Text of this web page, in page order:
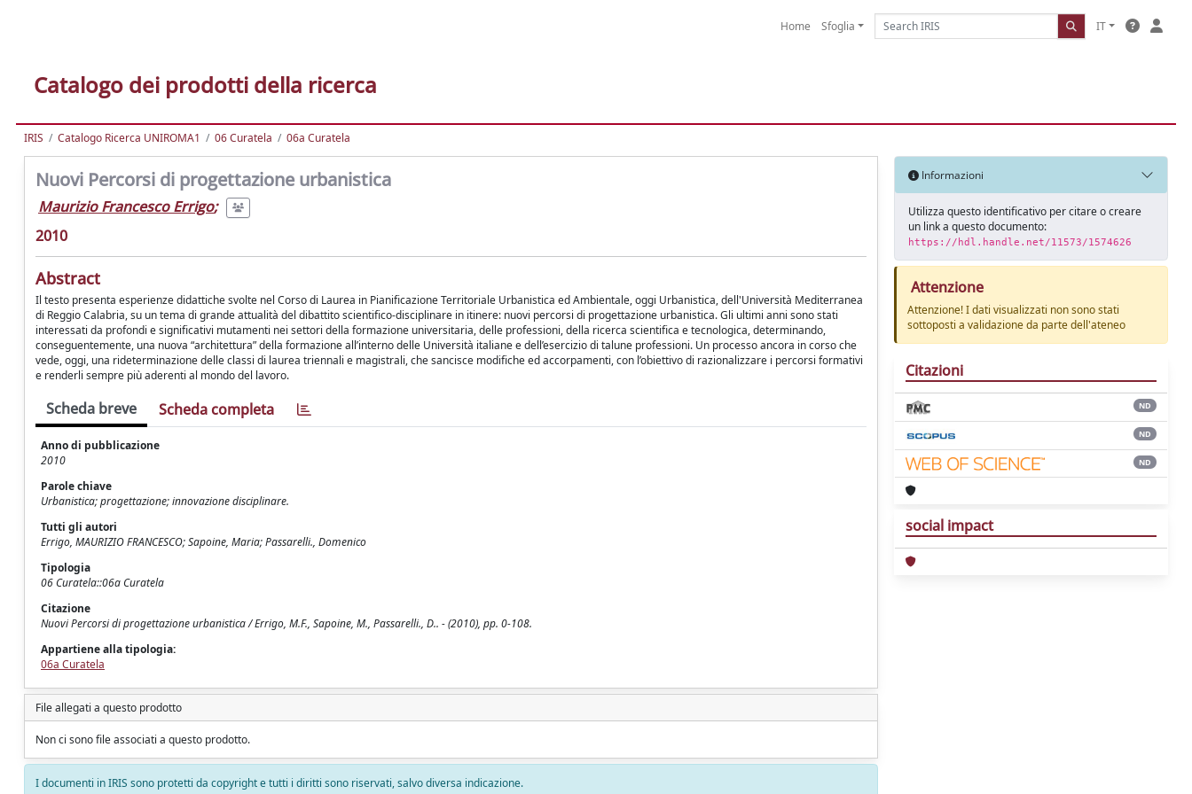
Home Sfoglia IT
Catalogo dei prodotti della ricerca
IRIS Catalogo Ricerca UNIROMA1 06 Curatela 06a Curatela
Nuovi Percorsi di progettazione urbanistica
Maurizio Francesco Errigo;
2010
Abstract
Il testo presenta esperienze didattiche svolte nel Corso di Laurea in Pianificazione Territoriale Urbanistica ed Ambientale, oggi Urbanistica, dell'Università Mediterranea
di Reggio Calabria, su un tema di grande attualità del dibattito scientifico-disciplinare in itinere: nuovi percorsi di progettazione urbanistica. Gli ultimi anni sono stati
interessati da profondi e significativi mutamenti nei settori della formazione universitaria, delle professioni, della ricerca scientifica e tecnologica, determinando,
conseguentemente, una nuova “architettura” della formazione all’interno delle Università italiane e dell’esercizio di talune professioni. Un processo ancora in corso che
vede, oggi, una rideterminazione delle classi di laurea triennali e magistrali, che sancisce modifiche ed accorpamenti, con l’obiettivo di razionalizzare i percorsi formativi
e renderli sempre più aderenti al mondo del lavoro.
Scheda breve Scheda completa
Anno di pubblicazione
2010
Parole chiave
Urbanistica; progettazione; innovazione disciplinare.
Tutti gli autori
Errigo, MAURIZIO FRANCESCO; Sapoine, Maria; Passarelli., Domenico
Tipologia
06 Curatela::06a Curatela
Citazione
Nuovi Percorsi di progettazione urbanistica / Errigo, M.F., Sapoine, M., Passarelli., D.. - (2010), pp. 0-108.
Appartiene alla tipologia:
06a Curatela
File allegati a questo prodotto
Non ci sono file associati a questo prodotto.
I documenti in IRIS sono protetti da copyright e tutti i diritti sono riservati, salvo diversa indicazione.
Informazioni
Utilizza questo identificativo per citare o creare
un link a questo documento:
https://hdl.handle.net/11573/1574626
Attenzione
Attenzione! I dati visualizzati non sono stati
sottoposti a validazione da parte dell'ateneo
Citazioni
ND
ND
ND
social impact